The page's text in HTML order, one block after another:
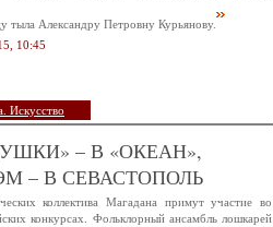
тыла Александру Петровну Курьянову.
10:45
Искусство
– В «ОКЕАН»,
– В СЕВАСТОПОЛЬ
коллектива Магадана примут участие во
конкурсах. Фольклорный ансамбль лошкарей